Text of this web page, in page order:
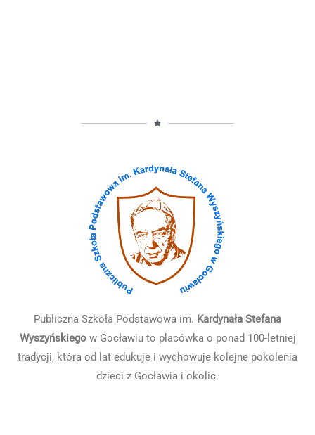
Publiczna Szkoła Podstawowa im. Kardynała Stefana
Wyszyńskiegow Gocławiu to placówka o ponad 100-letniej
tradycji, która od lat edukuje i wychowuje kolejne pokolenia
dzieci z Gocławia i okolic.